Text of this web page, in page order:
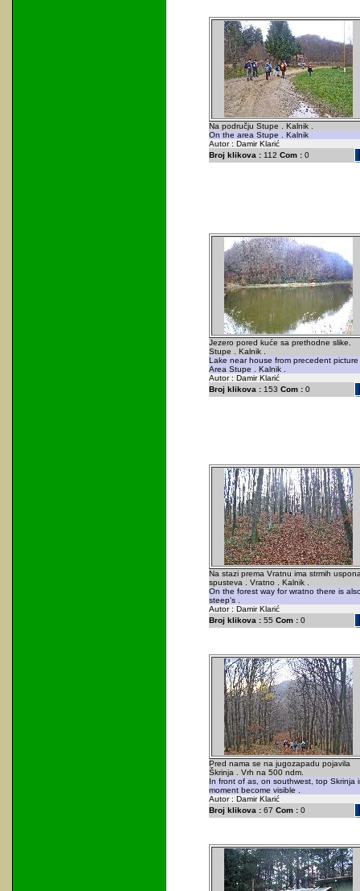
Na području Stupe . Kalnik .
On the area Stupe . Kalnik
Autor : Damir Klarić
Broj klikova :112 Com :0
Jezero pored kuće sa prethodne slike.
Stupe . Kalnik .
Lake near house from precedent picture
Area Stupe . Kalnik .
Autor : Damir Klarić
Broj klikova :153 Com :0
Na stazi prema Vratnu ima strmih
spusteva . Vratno . Kalnik .
On the forest way for wratno there is
steep's .
Autor : Damir Klarić
Broj klikova :55 Com :0
Pred nama se na jugozapadu pojavila
Škrinja . Vrh na 500 ndm.
In front of as, on southwest, top Skrinja
moment become visible .
Autor : Damir Klarić
Broj klikova :67 Com :0